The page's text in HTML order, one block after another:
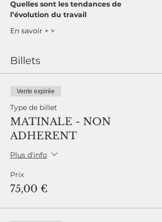
Quelles sont les tendances de
En savoir + >
Billets
Vente expirée
Type de billet
MATINALE - NON
ADHERENT
Plus d'info
Prix
75,00 €